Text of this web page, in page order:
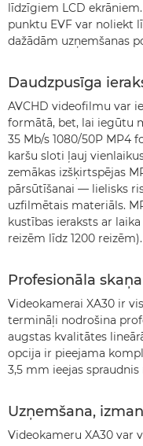
līdzīgiem LCD
punktu EVF var noliekt
dažādām uzņemšanas
Daudzpusīga
AVCHD videofilmu var
formātā, bet, lai iegūtu
35 Mb/s 1080/50P MP4
karšu sloti ļauj
zemākas izšķirtspējas
pārsūtīšanai — lielisks
uzfilmētais materiāls.
kustības ieraksts ar
reizēm līdz 1200 reizēm).
Profesionāla skaņa
Videokamerai XA30 ir
termināļi nodrošina
augstas kvalitātes
opcija ir pieejama
3,5 mm ieejas
Uzņemšana,
Videokameru XA30 var